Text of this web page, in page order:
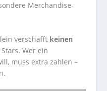
Merchandise-
verschafft keinen
Wer ein
muss extra zahlen –